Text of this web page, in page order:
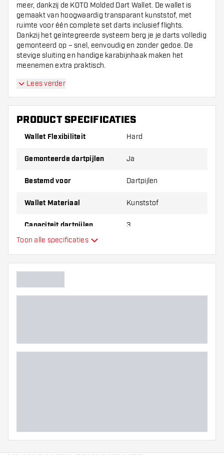
meer, dankzij de KOTO Molded Dart Wallet. De wallet is
gemaakt van hoogwaardig transparant kunststof, met
ruimte voor één complete set darts inclusief flights.
Dankzij het geïntegreerde systeem berg je je darts volledig
gemonteerd op – snel, eenvoudig en zonder gedoe. De
stevige sluiting en handige karabijnhaak maken het
meenemen extra praktisch.
Lees verder
PRODUCT SPECIFICATIES
Wallet Flexibiliteit Hard
Gemonteerde dartpijlen Ja
Bestemd voor Dartpijlen
Wallet Materiaal Kunststof
Capaciteit dartpijlen 3
Hoofdkleur
Toon alle specificaties